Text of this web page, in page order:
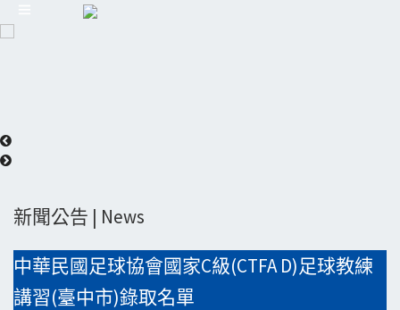
新聞公告 | News
中華民國足球協會國家C級(CTFA D)足球教練
講習(臺中市)錄取名單